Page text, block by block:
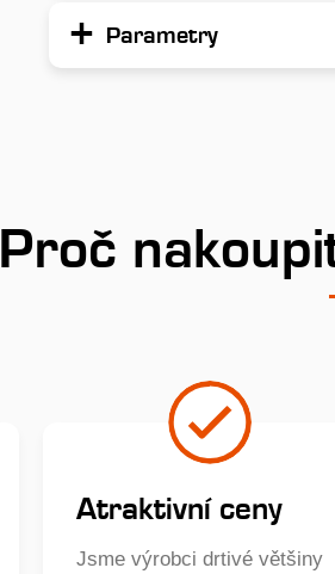
Parametry
Proč
Atraktivní ceny
Jsme výrobci drtivé většiny